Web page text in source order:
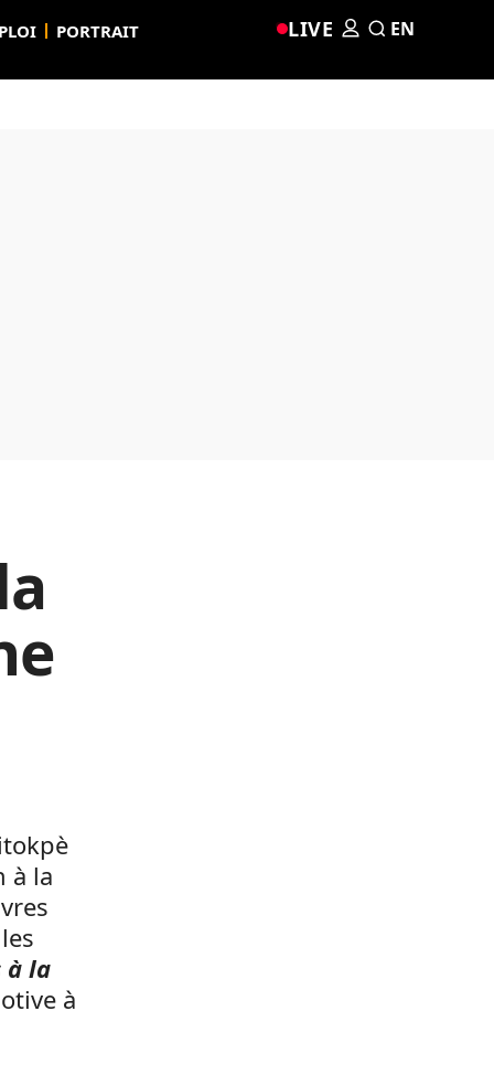
PORTRAIT LIVE EN
à la
à la
à